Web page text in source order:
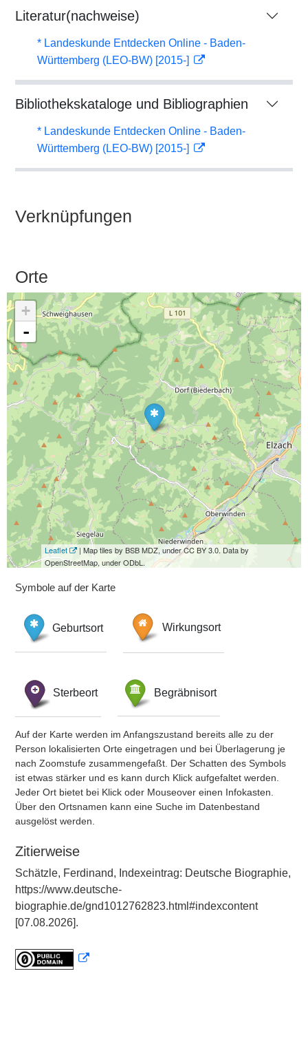
Literatur(nachweise)
* Landeskunde Entdecken Online - Baden-
Württemberg (LEO-BW) [2015-]
Bibliothekskataloge und Bibliographien
* Landeskunde Entdecken Online - Baden-
Württemberg (LEO-BW) [2015-]
Verknüpfungen
Orte
+
-
Leaflet
| Map tiles by BSB MDZ, under CC BY 3.0. Data by
OpenStreetMap, under ODbL.
Symbole auf der Karte
Geburtsort Wirkungsort
Sterbeort Begräbnisort
Auf der Karte werden im Anfangszustand bereits alle zu der
Person lokalisierten Orte eingetragen und bei Überlagerung je
nach Zoomstufe zusammengefaßt. Der Schatten des Symbols
ist etwas stärker und es kann durch Klick aufgefaltet werden.
Jeder Ort bietet bei Klick oder Mouseover einen Infokasten.
Über den Ortsnamen kann eine Suche im Datenbestand
ausgelöst werden.
Zitierweise
Schätzle, Ferdinand, Indexeintrag: Deutsche Biographie,
https://www.deutsche-
biographie.de/gnd1012762823.html#indexcontent
[07.08.2026].